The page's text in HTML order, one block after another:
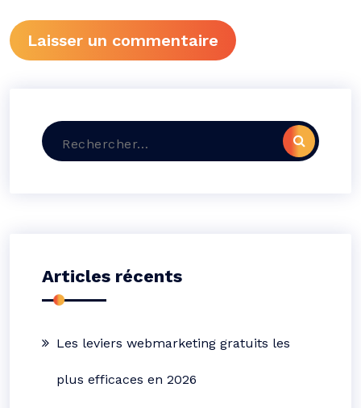
Recherche
Articles récents
Les leviers webmarketing gratuits les
plus efficaces en 2026